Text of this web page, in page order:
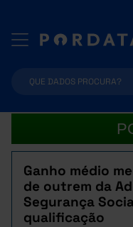
Ganho médio
de outrem da
Segurança
qualificação